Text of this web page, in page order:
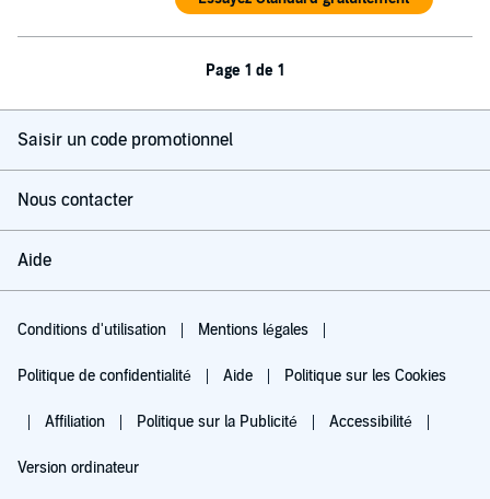
Page 1 de 1
Saisir un code promotionnel
Nous contacter
Aide
Conditions d'utilisation Mentions légales
Politique de confidentialité Aide Politique sur les Cookies
Affiliation Politique sur la Publicité Accessibilité
Version ordinateur